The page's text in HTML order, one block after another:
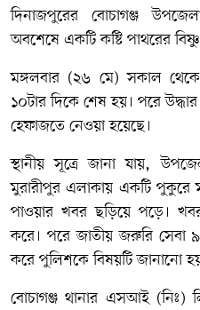
দিনাজপুরের বোচাগঞ্জ
অবশেষে একটি কষ্টি পাথরের
মঙ্গলবার (২৬ মে) সকাল
১০টার দিকে শেষ হয়। পরে উদ্ধার
হেফাজতে নেওয়া হয়েছে।
স্থানীয় সূত্রে জানা যায়,
মুরারীপুর এলাকায় একটি পুকুরে
পাওয়ার খবর ছড়িয়ে পড়ে।
করে। পরে জাতীয় জরুরি সেবা
করে পুলিশকে বিষয়টি জানানো
বোচাগঞ্জ থানার এসআই